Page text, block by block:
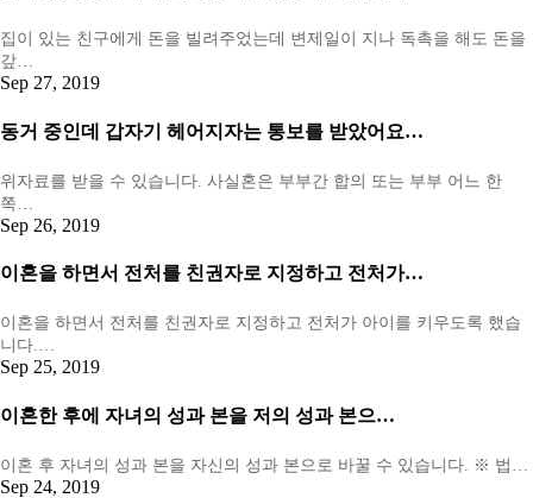
집이 있는 친구에게 돈을 빌려주었는데 변제일이 지나 독촉을 해도 돈을
갚…
Sep 27, 2019
동거 중인데 갑자기 헤어지자는 통보를 받았어요…
위자료를 받을 수 있습니다. 사실혼은 부부간 합의 또는 부부 어느 한
쪽…
Sep 26, 2019
이혼을 하면서 전처를 친권자로 지정하고 전처가…
이혼을 하면서 전처를 친권자로 지정하고 전처가 아이를 키우도록 했습
니다.…
Sep 25, 2019
이혼한 후에 자녀의 성과 본을 저의 성과 본으…
이혼 후 자녀의 성과 본을 자신의 성과 본으로 바꿀 수 있습니다. ※ 법…
Sep 24, 2019